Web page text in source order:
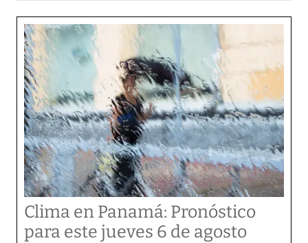
Clima en Panamá: Pronóstico
para este jueves 6 de agosto